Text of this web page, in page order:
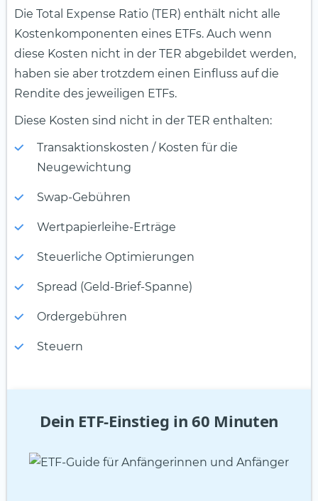
Die Total Expense Ratio (TER) enthält nicht alle
Kostenkomponenten eines ETFs. Auch wenn
diese Kosten nicht in der TER abgebildet werden,
haben sie aber trotzdem einen Einfluss auf die
Rendite des jeweiligen ETFs.
Diese Kosten sind nicht in der TER enthalten:
Transaktionskosten / Kosten für die
Neugewichtung
Swap-Gebühren
Wertpapierleihe-Erträge
Steuerliche Optimierungen
Spread (Geld-Brief-Spanne)
Ordergebühren
Steuern
Dein ETF-Einstieg in 60 Minuten